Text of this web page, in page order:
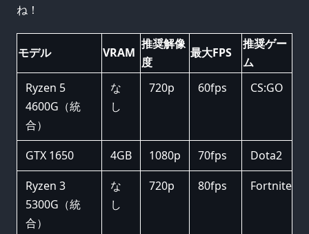
ね！
モデル VRAM
推奨解像
度
最大FPS
推奨ゲー
ム
Ryzen 5
4600G（統
合）
な
し
720p 60fps CS:GO
GTX 1650 4GB 1080p 70fps
Dota2
Ryzen 3
5300G（統
合）
な
し
720p 80fps Fortnite